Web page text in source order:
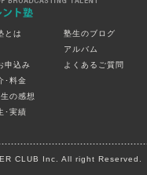
とは
申込み
･料金
の感想
･実績
塾生のブログ
アルバム
よくあるご質問
CLUB Inc. All right Reserved.